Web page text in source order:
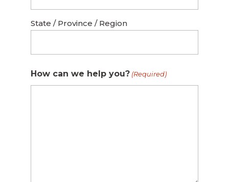
State / Province / Region
How can we help you? (Required)